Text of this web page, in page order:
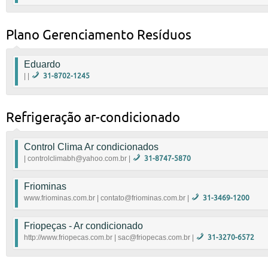
Carlos (8331-1214) ou Antonio Augusto (8333-3617).
Plano Gerenciamento Resíduos
Eduardo
31-8702-1245
9611-6294
Refrigeração ar-condicionado
Control Clima Ar condicionados
| controlclimabh@yahoo.com.br | 31-8747-5870
controlclimabh@yahoo.com.br
Friominas
www.friominas.com.br | contato@friominas.com.br | 31-3469-1200
ventiladores, freezers, geladeiras, bebedouros e
www.friominas.com.br
Friopeças - Ar condicionado
http://www.friopecas.com.br | sac@friopecas.com.br | 31-3270-6572
A FRIOPEÇAS iniciou suas atividades em 1994, na